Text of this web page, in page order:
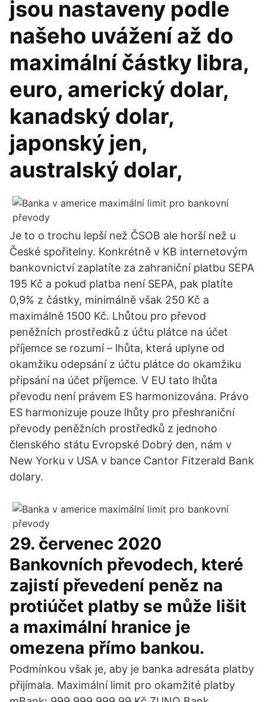
jsou nastaveny podle
našeho uvážení až do
maximální částky libra,
euro, americký dolar,
kanadský dolar,
japonský jen,
australský dolar,
Je to o trochu lepší než ČSOB ale horší než u
České spořitelny. Konkrétně v KB internetovým
bankovnictví zaplatíte za zahraniční platbu SEPA
195 Kč a pokud platba není SEPA, pak platíte
0,9% z částky, minimálně však 250 Kč a
maximálně 1500 Kč. Lhůtou pro převod
peněžních prostředků z účtu plátce na účet
příjemce se rozumí – lhůta, která uplyne od
okamžiku odepsání z účtu plátce do okamžiku
připsání na účet příjemce. V EU tato lhůta
převodu není právem ES harmonizována. Právo
ES harmonizuje pouze lhůty pro přeshraniční
převody peněžních prostředků z jednoho
členského státu Evropské Dobrý den, nám v
New Yorku v USA v bance Cantor Fitzerald Bank
dolary.
29. červenec 2020
Bankovních převodech, které
zajistí převedení peněz na
protiúčet platby se může lišit
a maximální hranice je
omezena přímo bankou.
Podmínkou však je, aby je banka adresáta platby
přijímala. Maximální limit pro okamžité platby